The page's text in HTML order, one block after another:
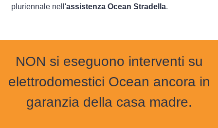
pluriennale nell'assistenza Ocean Stradella.
NON si eseguono interventi su
elettrodomestici Ocean ancora in
garanzia della casa madre.